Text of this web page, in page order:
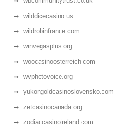
wilddicecasino.us
wildrobinfrance.com
winvegasplus.org
woocasinoosterreich.com
wvphotovoice.org
yukongoldcasinoslovensko.com
zetcasinocanada.org
zodiaccasinoireland.com